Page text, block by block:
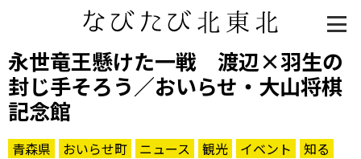
永世竜王懸けた一戦 渡辺×羽生の
封じ手そろう／おいらせ・大山将棋
記念館
青森県 おいらせ町 ニュース 観光 イベント
知る